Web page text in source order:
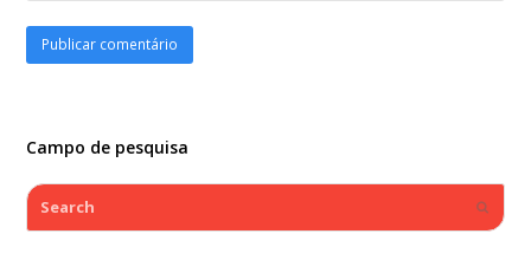
Campo de pesquisa
Search